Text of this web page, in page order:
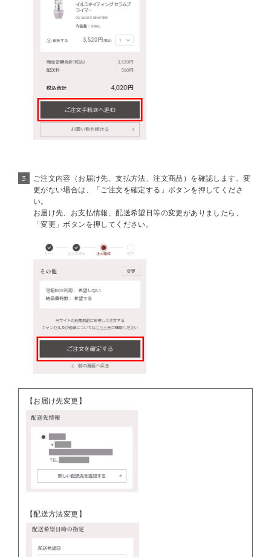
3
ご注文内容（お届け先、支払方法、注文商品）を確認します。変
更がない場合は、「ご注文を確定する」ボタンを押してくださ
い。
お届け先、お支払情報、配送希望日等の変更がありましたら、
「変更」ボタンを押してください。
【お届け先変更】
【配送方法変更】